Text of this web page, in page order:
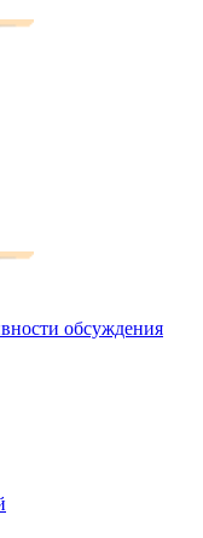
обсуждения